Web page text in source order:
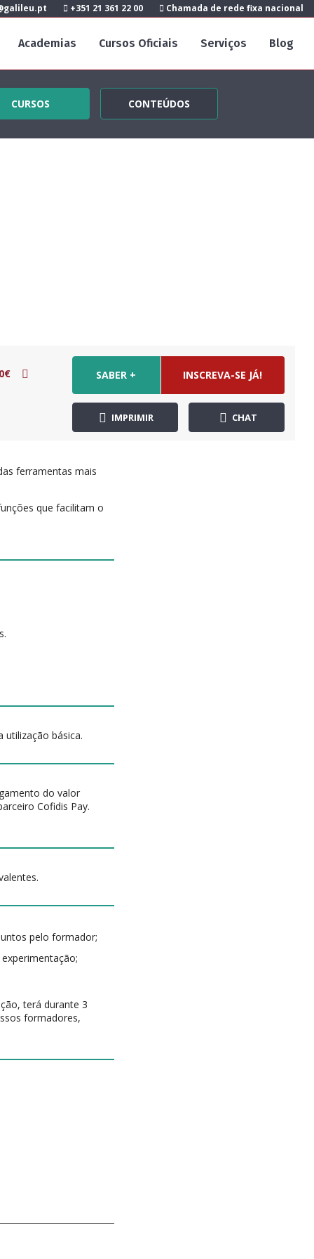
+351 21 361 22 00 Chamada de rede fixa nacional
Academias Cursos Oficiais Serviços Blog
CURSOS CONTEÚDOS
SABER + INSCREVA-SE JÁ!
IMPRIMIR CHAT
ferramentas mais
que facilitam o
utilização básica.
do valor
Cofidis Pay.
pelo formador;
terá durante 3
formadores,